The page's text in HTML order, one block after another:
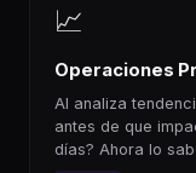
📈
Operaciones
AI analiza
antes de que
días? Ahora lo